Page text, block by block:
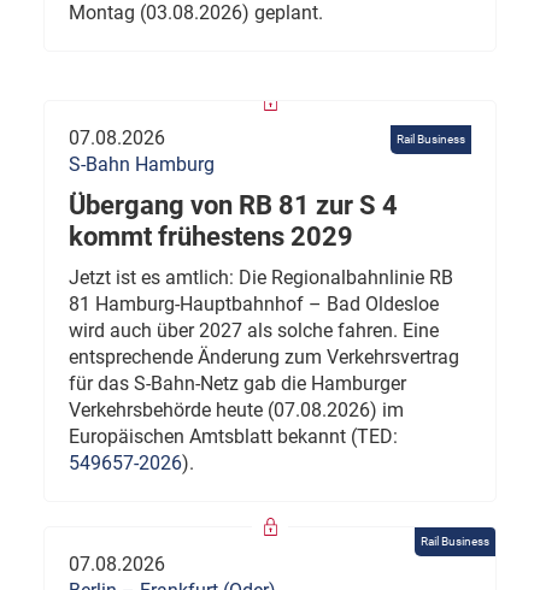
Montag (03.08.2026) geplant.
Rail Business
07.08.2026
S-Bahn Hamburg
Übergang von RB 81 zur S 4
kommt frühestens 2029
Jetzt ist es amtlich: Die Regionalbahnlinie RB
81 Hamburg-Hauptbahnhof – Bad Oldesloe
wird auch über 2027 als solche fahren. Eine
entsprechende Änderung zum Verkehrsvertrag
für das S-Bahn-Netz gab die Hamburger
Verkehrsbehörde heute (07.08.2026) im
Europäischen Amtsblatt bekannt (TED:
549657-2026).
Rail Business
07.08.2026